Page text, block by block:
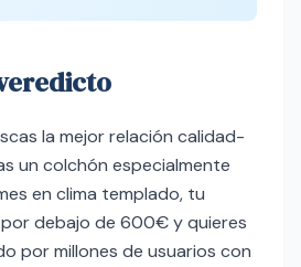
la mejor relación calidad-
un colchón especialmente
en clima templado, tu
debajo de 600€ y quieres
por millones de usuarios con